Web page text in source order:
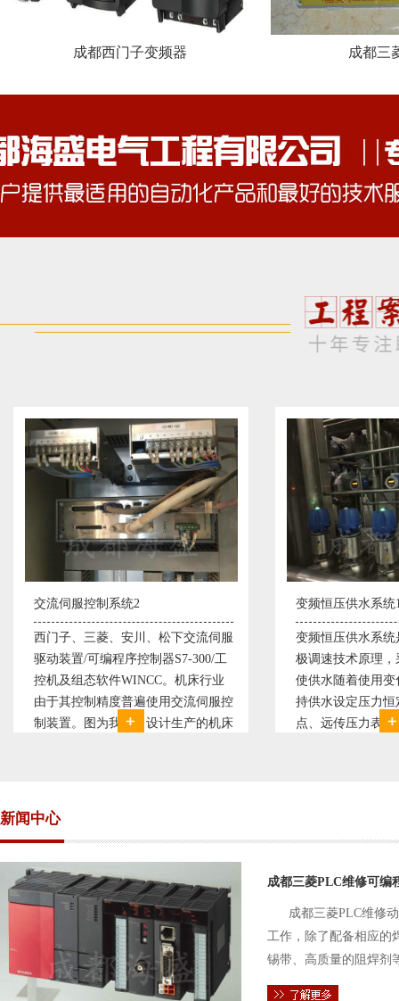
成都西门子变频器 成都三
变频恒压供水系统1
变频恒压供水系统是利用交流电机无
极调速技术原理，采用PID闭环控制
使供水随着使用变化而变化，从而维
持供水设定压力恒定。他比传统电接
点、远传压力表供水水压恒定，因此
直流调速控制系统
西门子6RA70直流
590P直流调速装
S7-300，S7-400/
WINCC 冶金行业
普遍使用直流驱
新闻中心
成都三菱PLC维修可编
成都三菱PLC维修
工作，除了配备相应的
锡带、高质量的阻焊剂
件的电路及通信电缆。